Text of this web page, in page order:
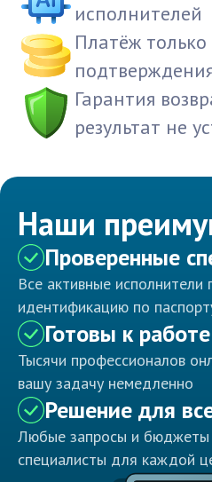
исполнителей
Платёж только
Гарантия
результат не
Наши
Проверенные
Все активные исполнители
идентификацию по
Готовы к
Тысячи профессионалов
вашу задачу немедленно
Решение для
Любые запросы и бюджеты
специалисты для каждой